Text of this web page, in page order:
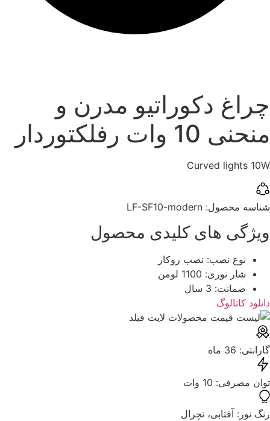
چراغ دکوراتیو مدرن و
منحنی 10 وات رفلکتوردار
Curved lights 10W
شناسه محصول:‌ ‌LF-SF10-modern
ویژگی های کلیدی محصول
نوع نصب: نصب روکار
شار نوری: 1100 لومن
ضمانت: 3 سال
دانلود کاتالوگ
گارانتی: ‌36 ماه
توان مصرفی: ‌10 وات
رنگ نور: ‌آفتابی، نچرال